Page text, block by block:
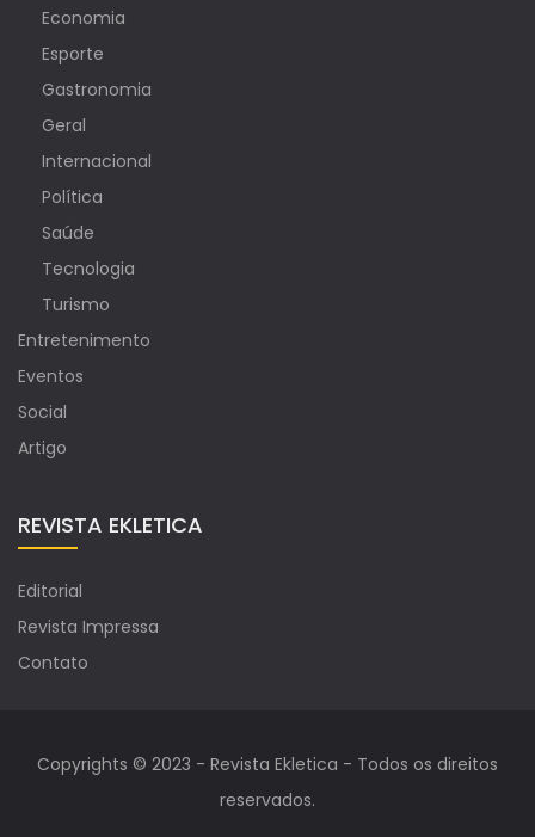
Economia
Esporte
Gastronomia
Geral
Internacional
Política
Saúde
Tecnologia
Turismo
Entretenimento
Eventos
Social
Artigo
REVISTA EKLETICA
Editorial
Revista Impressa
Contato
Copyrights © 2023 - Revista Ekletica - Todos os direitos
reservados.